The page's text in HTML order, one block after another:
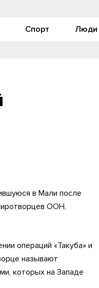
Спорт Люди
в Мали после
ООН,
операций «Такуба» и
называют
которых на Западе